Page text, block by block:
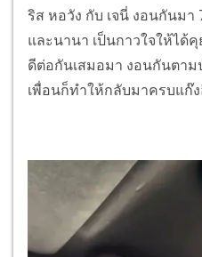
ริส หอวัง กับ เจนี่ งอนกันมา
และนานา เป็นกาวใจให้ไ
ดีต่อกันเสมอมา งอนกันตา
เพื่อนก็ทำให้กลับมาครบแก๊